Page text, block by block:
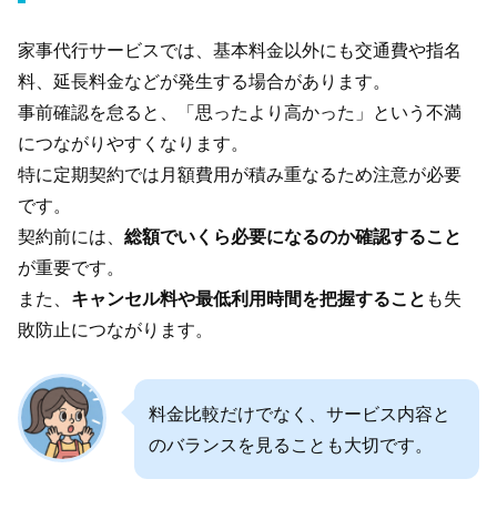
家事代行サービスでは、基本料金以外にも交通費や指名
料、延長料金などが発生する場合があります。
事前確認を怠ると、「思ったより高かった」という不満
につながりやすくなります。
特に定期契約では月額費用が積み重なるため注意が必要
です。
契約前には、総額でいくら必要になるのか確認すること
が重要です。
また、 キャンセル料や最低利用時間を把握すること も失
敗防止につながります。
料金比較だけでなく、サービス内容と
のバランスを見ることも大切です。